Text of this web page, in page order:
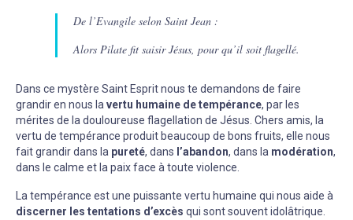
De l’Evangile selon Saint Jean :
Alors Pilate fit saisir Jésus, pour qu’il soit flagellé.
Dans ce mystère Saint Esprit nous te demandons de faire
grandir en nous lavertu humaine de tempérance, par les
mérites de la douloureuse flagellation de Jésus. Chers amis, la
vertu de tempérance produit beaucoup de bons fruits, elle nous
fait grandir dans la pureté, dans l’abandon, dans la modération,
dans le calme et la paix face à toute violence.
La tempérance est une puissante vertu humaine qui nous aide à
discerner les tentations d’excès qui sont souvent idolâtrique.